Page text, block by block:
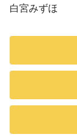
白宮みずほ